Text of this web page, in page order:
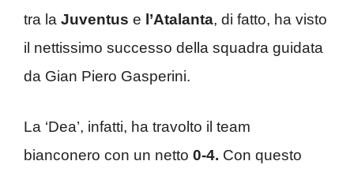
tra la Juventus e l’Atalanta, di fatto, ha visto
il nettissimo successo della squadra guidata
da Gian Piero Gasperini.
La ‘Dea’, infatti, ha travolto il team
bianconero con un netto 0-4. Con questo